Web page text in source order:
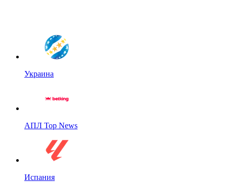
Украина
АПЛ Top News
Испания